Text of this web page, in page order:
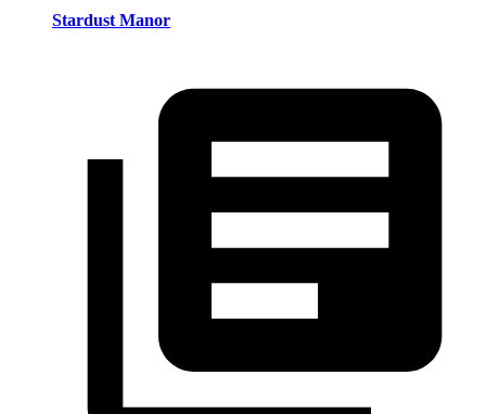
Stardust Manor